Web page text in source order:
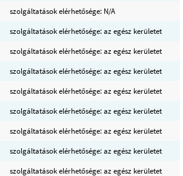
szolgáltatások elérhetősége: N/A
szolgáltatások elérhetősége: az egész kerületet
szolgáltatások elérhetősége: az egész kerületet
szolgáltatások elérhetősége: az egész kerületet
szolgáltatások elérhetősége: az egész kerületet
szolgáltatások elérhetősége: az egész kerületet
szolgáltatások elérhetősége: az egész kerületet
szolgáltatások elérhetősége: az egész kerületet
szolgáltatások elérhetősége: az egész kerületet